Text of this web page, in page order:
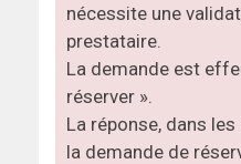
nécessite une
prestataire.
La demande est
réserver ».
La réponse, dans
la demande de